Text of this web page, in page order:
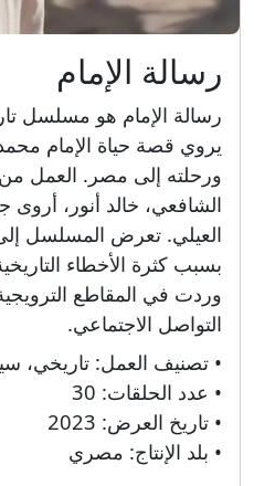
رسالة الإمام
رسالة الإمام هو مسلسل
يروي قصة حياة الإمام
ورحلته إلى مصر. العمل من
الشافعي، خالد أنور،
العيلي. تعرض المسلسل إلى
بسبب كثرة الأخطاء
وردت في المقاطع
التواصل الاجتماعي.
• تصنيف العمل: تاريخي،
• عدد الحلقات: 30
• تاريخ العرض: 2023
• بلد الإنتاج: مصري